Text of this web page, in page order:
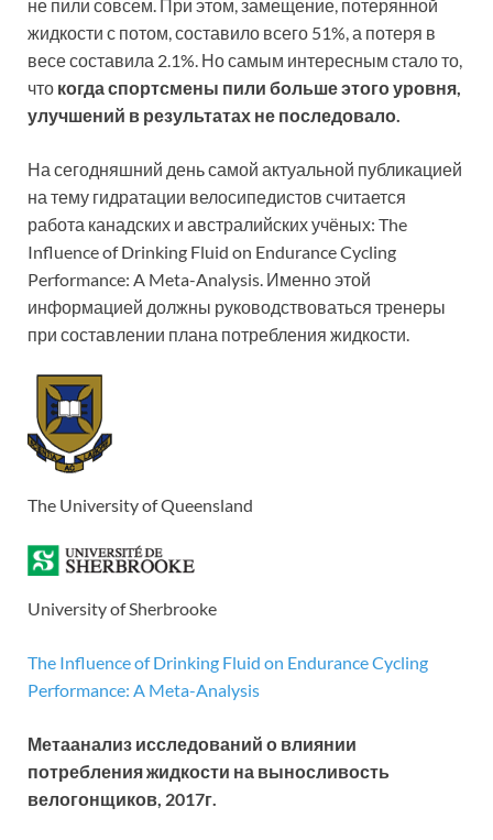
не пили совсем. При этом, замещение, потерянной
жидкости с потом, составило всего 51%, а потеря в
весе составила 2.1%. Но самым интересным стало то,
что когда спортсмены пили больше этого уровня,
улучшений в результатах не последовало.
На сегодняшний день самой актуальной публикацией
на тему гидратации велосипедистов считается
работа канадских и австралийских учёных: The
Influence of Drinking Fluid on Endurance Cycling
Performance: A Meta-Analysis. Именно этой
информацией должны руководствоваться тренеры
при составлении плана потребления жидкости.
The University of Queensland
University of Sherbrooke
The Influence of Drinking Fluid on Endurance Cycling
Performance: A Meta-Analysis
Метаанализ исследований о влиянии
потребления жидкости на выносливость
велогонщиков, 2017г.